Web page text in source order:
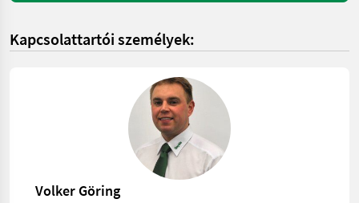
Kapcsolattartói személyek:
Volker Göring